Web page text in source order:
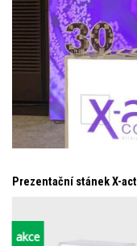
Prezentační stánek X-act
akce